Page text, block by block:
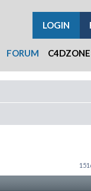
FORUM
LOGIN